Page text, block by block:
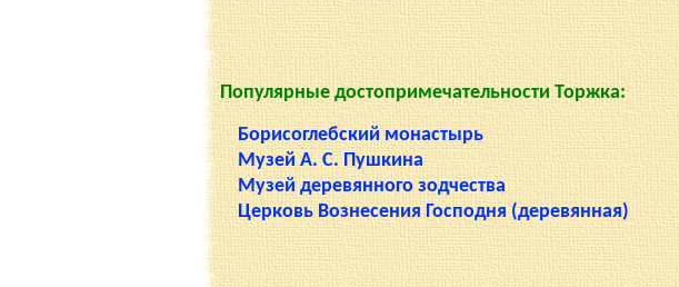
Популярные достопримечательности Торжка:
Борисоглебский монастырь
Музей А. С. Пушкина
Музей деревянного зодчества
Церковь Вознесения Господня (деревянная)